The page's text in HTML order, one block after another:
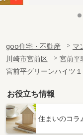
goo住宅・不動産 マ
川崎市宮前区
宮前平
宮前平グリーンハイツ
お役立ち情報
住まいのコラ